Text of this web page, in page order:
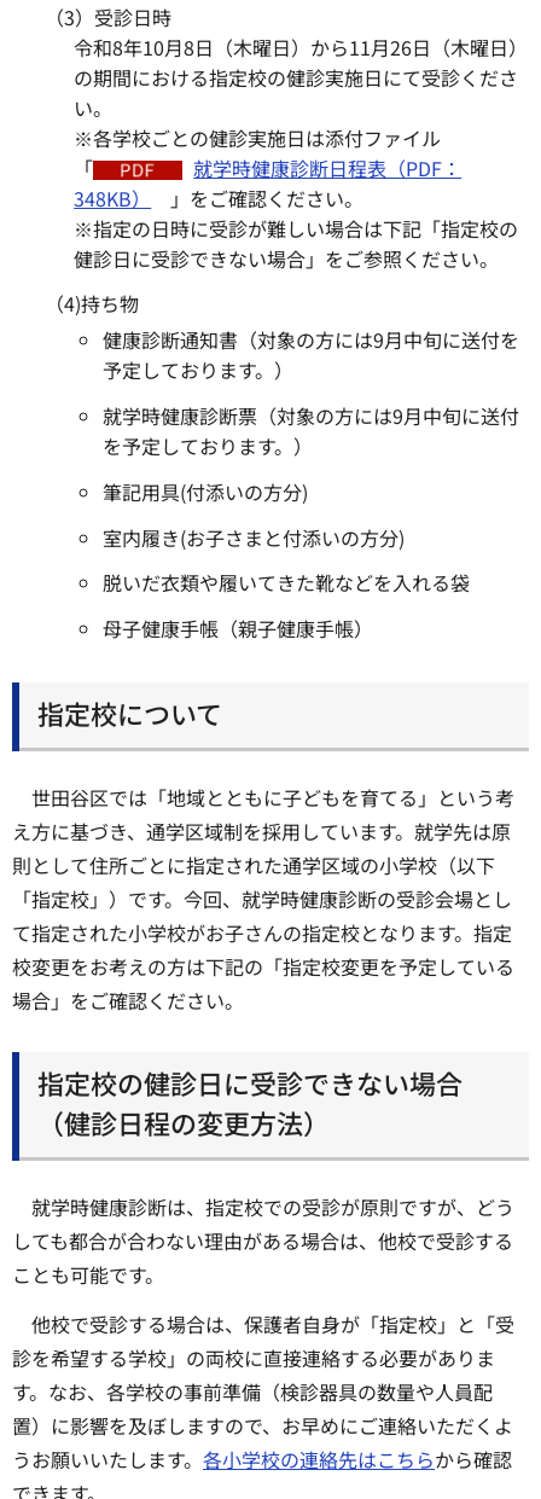
（3）受診日時
令和8年10月8日（木曜日）から11月26日（木曜日）
の期間における指定校の健診実施日にて受診くださ
い。
※各学校ごとの健診実施日は添付ファイル
「
就学時健康診断日程表（PDF：
348KB）
」をご確認ください。
※指定の日時に受診が難しい場合は下記「指定校の
健診日に受診できない場合」をご参照ください。
（4)持ち物
健康診断通知書（対象の方には9月中旬に送付を
予定しております。）
就学時健康診断票（対象の方には9月中旬に送付
を予定しております。）
筆記用具(付添いの方分)
室内履き(お子さまと付添いの方分)
脱いだ衣類や履いてきた靴などを入れる袋
母子健康手帳（親子健康手帳）
指定校について
世田谷区では「地域とともに子どもを育てる」という考
え方に基づき、通学区域制を採用しています。就学先は原
則として住所ごとに指定された通学区域の小学校（以下
「指定校」）です。今回、就学時健康診断の受診会場とし
て指定された小学校がお子さんの指定校となります。指定
校変更をお考えの方は下記の「指定校変更を予定している
場合」をご確認ください。
指定校の健診日に受診できない場合
（健診日程の変更方法）
就学時健康診断は、指定校での受診が原則ですが、どう
しても都合が合わない理由がある場合は、他校で受診する
ことも可能です。
他校で受診する場合は、保護者自身が「指定校」と「受
診を希望する学校」の両校に直接連絡する必要がありま
す。なお、各学校の事前準備（検診器具の数量や人員配
置）に影響を及ぼしますので、お早めにご連絡いただくよ
うお願いいたします。 各小学校の連絡先はこちらから確認
できます。